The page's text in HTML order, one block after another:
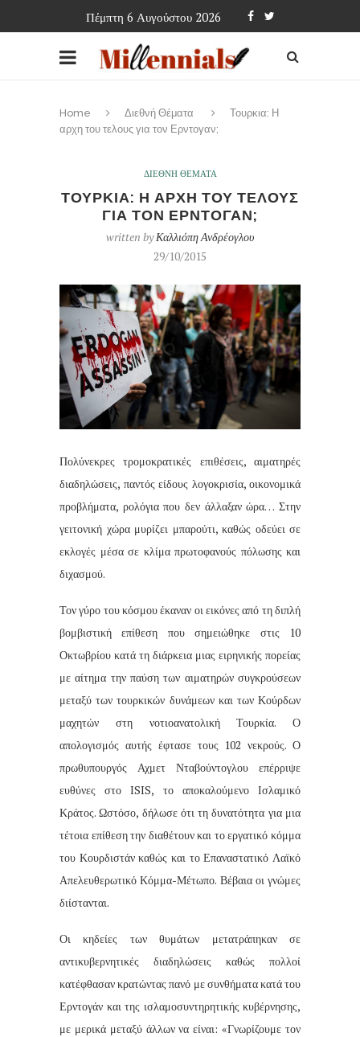
Πέμπτη 6 Αυγούστου 2026
Home Διεθνή Θέματα
Τουρκια: Η
αρχη του τελους για τον Ερντογαν;
ΔΙΕΘΝΗ ΘΕΜΑΤΑ
ΤΟΥΡΚΙΑ: Η ΑΡΧΗ ΤΟΥ ΤΕΛΟΥΣ
ΓΙΑ ΤΟΝ ΕΡΝΤΟΓΑΝ;
written byΚαλλιόπη Ανδρέογλου
29/10/2015
Πολύνεκρες τρομοκρατικές επιθέσεις, αιματηρές
διαδηλώσεις, παντός είδους λογοκρισία, οικονομικά
προβλήματα, ρολόγια που δεν άλλαξαν ώρα… Στην
γειτονική χώρα μυρίζει μπαρούτι, καθώς οδεύει σε
εκλογές μέσα σε κλίμα πρωτοφανούς πόλωσης και
διχασμού.
Τον γύρο του κόσμου έκαναν οι εικόνες από τη διπλή
βομβιστική επίθεση που σημειώθηκε στις 10
Οκτωβρίου κατά τη διάρκεια μιας ειρηνικής πορείας
με αίτημα την παύση των αιματηρών συγκρούσεων
μεταξύ των τουρκικών δυνάμεων και των Κούρδων
μαχητών στη νοτιοανατολική Τουρκία. Ο
απολογισμός αυτής έφτασε τους 102 νεκρούς. Ο
πρωθυπουργός Αχμετ Νταβούντογλου επέρριψε
ευθύνες στο ISIS, το αποκαλούμενο Ισλαμικό
Κράτος. Ωστόσο, δήλωσε ότι τη δυνατότητα για μια
τέτοια επίθεση την διαθέτουν και το εργατικό κόμμα
του Κουρδιστάν καθώς και το Επαναστατικό Λαϊκό
Απελευθερωτικό Κόμμα-Μέτωπο. Βέβαια οι γνώμες
διίστανται.
Οι κηδείες των θυμάτων μετατράπηκαν σε
αντικυβερνητικές διαδηλώσεις καθώς πολλοί
κατέφθασαν κρατώντας πανό με συνθήματα κατά του
Ερντογάν και της ισλαμοσυντηρητικής κυβέρνησης,
με μερικά μεταξύ άλλων να είναι: «Γνωρίζουμε τον